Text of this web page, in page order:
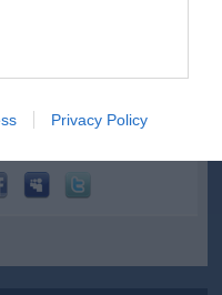
be sent to
storage
Privacy Policy